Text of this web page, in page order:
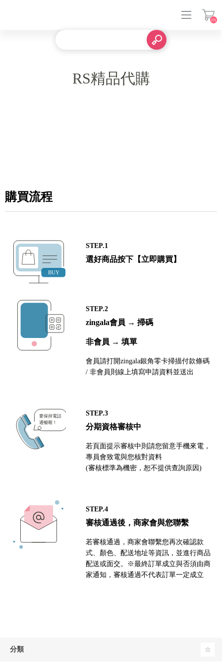
(0)
RS精品代購
購買流程
STEP.1
選好商品按下【立即購買】
STEP.2
zingala會員 → 掃碼
非會員 → 填單
會員請打開zingala銀角零卡掃描付款條碼
/ 非會員則線上填寫申請資料並送出
STEP.3
分期資格審核中
若頁面提示審核中則請您留意手機來電，
專員會致電與您核對資料
(審核標準為機密，恕不提供查詢原因)
STEP.4
審核通過後，商家會與您聯繫
若審核通過，商家會聯繫您再次確認款
式、顏色、配送地址等資訊，並進行商品
配送或面交。※最終訂單成立與否須由商
家通知，審核通過不代表訂單一定成立
分類